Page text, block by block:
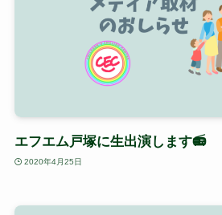
エフエム戸塚に生出演します📻
2020年4月25日